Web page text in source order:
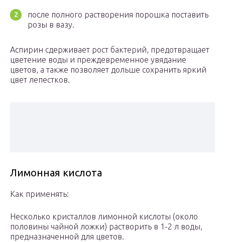
после полного растворения порошка поставить
розы в вазу.
Аспирин сдерживает рост бактерий, предотвращает
цветение воды и преждевременное увядание
цветов, а также позволяет дольше сохранить яркий
цвет лепестков.
Лимонная кислота
Как применять:
Несколько кристаллов лимонной кислоты (около
половины чайной ложки) растворить в 1-2 л воды,
предназначенной для цветов.